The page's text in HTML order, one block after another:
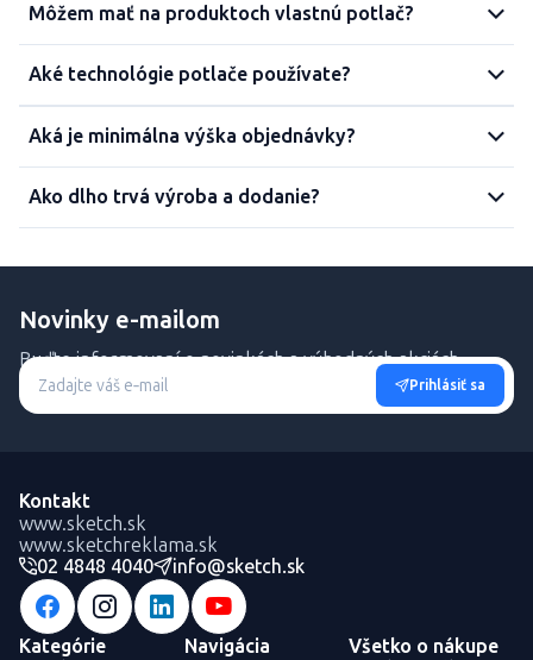
Môžem mať na produktoch vlastnú potlač?
Aké technológie potlače používate?
Aká je minimálna výška objednávky?
Ako dlho trvá výroba a dodanie?
Novinky e-mailom
Buďte informovaní o novinkách a výhodných akciách.
Prihlásiť sa
Kontakt
www.sketch.sk
www.sketchreklama.sk
02 4848 4040
info@sketch.sk
Kategórie
Navigácia
Všetko o nákupe